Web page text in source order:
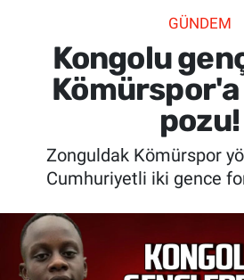
GÜNDEM
Kongolu
pozu!
Zonguldak Kömürspor
Cumhuriyetli iki gence
SPOR